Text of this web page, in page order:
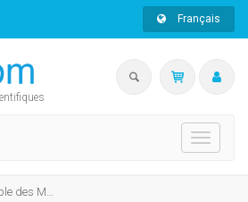
Français
Toggle